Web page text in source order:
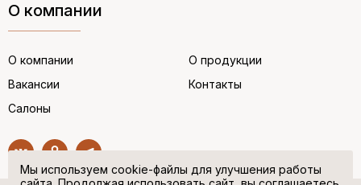
О компании
О компании
Вакансии
Салоны
О продукции
Контакты
Мы используем cookie-файлы для улучшения работы